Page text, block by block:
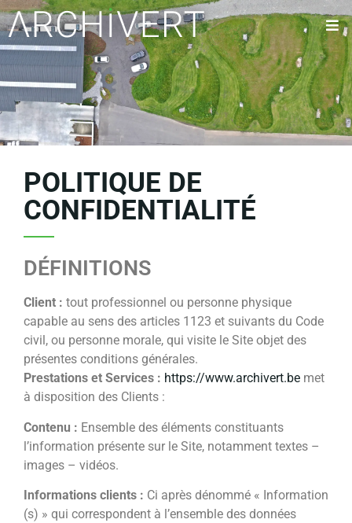
POLITIQUE DE
CONFIDENTIALITÉ
DÉFINITIONS
Client : tout professionnel ou personne physique
capable au sens des articles 1123 et suivants du Code
civil, ou personne morale, qui visite le Site objet des
présentes conditions générales.
Prestations et Services : https://www.archivert.be met
à disposition des Clients :
Contenu : Ensemble des éléments constituants
l’information présente sur le Site, notamment textes –
images – vidéos.
Informations clients : Ci après dénommé « Information
(s) » qui correspondent à l’ensemble des données